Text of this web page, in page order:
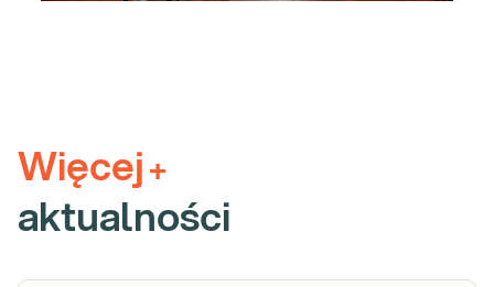
Więcej +
aktualności